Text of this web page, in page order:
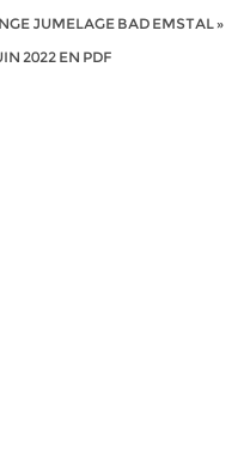
JUMELAGE BAD EMSTAL»
2022 EN PDF